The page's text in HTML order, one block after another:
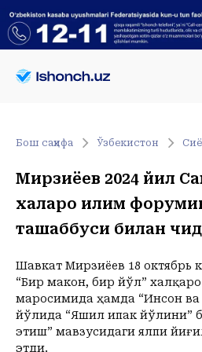
ЎЗБЕКИСТОН
Жамият
Иқтисод
ХОРИЖ
Иқтисод
Сиёсат
ЎЗГАЧА РАКУРС
МЕҲНАТ ҲУҚУҚИ
ҲОДИСА
ИНТЕРВЬЮ
Telefon
Tasdiqlash kodini SMS
Менинг саҳифам
СақланганларToshkent
Shanba, 08-
+28
Hozir
+28 C
Бош саҳифа Ўзбекистон
Мирзиёев 2024 йил
халқаро иқлим
ташаббуси билан
Шавкат Мирзиёев 18 октябрь
“Бир макон, бир йўл”
маросимида ҳамда “Инсон ва
йўлида “Яшил ипак йўлини”
этиш” мавзусидаги ялпи
этди.